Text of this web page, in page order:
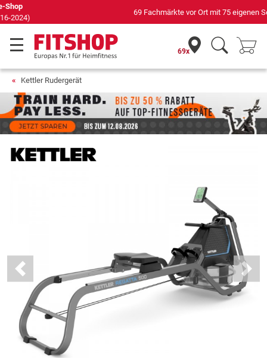
69 Fachmärkte vor Ort mit 75 eigenen Servicetechnikern
69x
Kettler Rudergerät
Previous Next